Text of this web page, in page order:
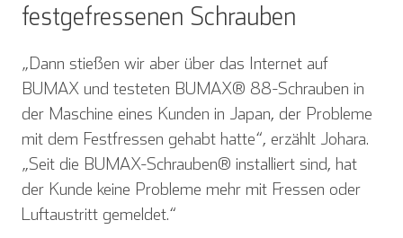
festgefressenen Schrauben
„Dann stießen wir aber über das Internet auf
BUMAX und testeten BUMAX® 88-Schrauben in
der Maschine eines Kunden in Japan, der Probleme
mit dem Festfressen gehabt hatte“, erzählt Johara.
„Seit die BUMAX-Schrauben® installiert sind, hat
der Kunde keine Probleme mehr mit Fressen oder
Luftaustritt gemeldet.“